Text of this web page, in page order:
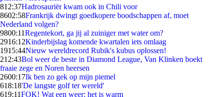
812:37Hadrosauriër kwam ook in Chili voor
8602:58Frankrijk dwingt goedkopere boodschappen af, moet
Nederland volgen?
9800:11Regentekort, ga jij al zuiniger met water om?
2916:12Kinderbijslag komende kwartalen iets omlaag
1915:44Nieuw wereldrecord Rubik's kubus oplossen!
212:43Bol weer de beste in Diamond League, Van Klinken boekt
fraaie zege en Noren heersen
2600:17Ik ben zo gek op mijn piemel
618:18'De langste golf ter wereld'
619:11FOK! Wat een weer: het is warm